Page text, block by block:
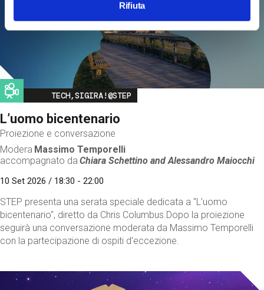
Rifiuta
Image
TECH,SIGIRA!@STEP
L’uomo bicentenario
Proiezione e conversazione
Modera Massimo Temporelli
accompagnato da Chiara Schettino andAlessandro Maiocchi
10 Set 2026 / 18:30 - 22:00
STEP presenta una serata speciale dedicata a "L’uomo
bicentenario", diretto da Chris Columbus.Dopo la proiezione
seguirà una conversazione moderata da Massimo Temporelli
con la partecipazione di ospiti d'eccezione.